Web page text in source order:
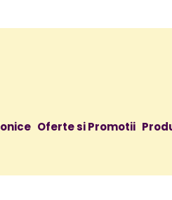
Oferte si Promotii